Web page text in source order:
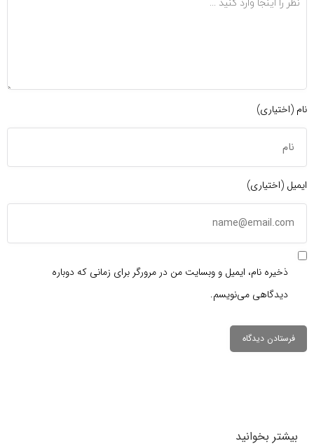
نام (اختیاری)
ایمیل (اختیاری)
ذخیره نام، ایمیل و وبسایت من در مرورگر برای زمانی که دوباره
دیدگاهی می‌نویسم.
بیشتر بخوانید